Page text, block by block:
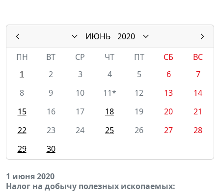
ИЮНЬ
2020
ПН
ВТ СР ЧТ ПТ СБ
ВС
1
2 3 4 5 6
7
8
9 10 11* 12 13
14
15
16 17 18 19 20
21
22
23 24 25 26 27
28
29
30
1 июня 2020
Налог на добычу полезных ископаемых: